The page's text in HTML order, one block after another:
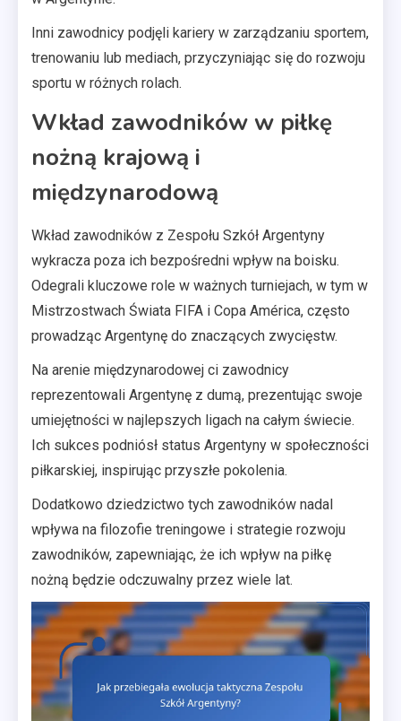
Inni zawodnicy podjęli kariery w zarządzaniu sportem,
trenowaniu lub mediach, przyczyniając się do rozwoju
sportu w różnych rolach.
Wkład zawodników w piłkę
nożną krajową i
międzynarodową
Wkład zawodników z Zespołu Szkół Argentyny
wykracza poza ich bezpośredni wpływ na boisku.
Odegrali kluczowe role w ważnych turniejach, w tym w
Mistrzostwach Świata FIFA i Copa América, często
prowadząc Argentynę do znaczących zwycięstw.
Na arenie międzynarodowej ci zawodnicy
reprezentowali Argentynę z dumą, prezentując swoje
umiejętności w najlepszych ligach na całym świecie.
Ich sukces podniósł status Argentyny w społeczności
piłkarskiej, inspirując przyszłe pokolenia.
Dodatkowo dziedzictwo tych zawodników nadal
wpływa na filozofie treningowe i strategie rozwoju
zawodników, zapewniając, że ich wpływ na piłkę
nożną będzie odczuwalny przez wiele lat.